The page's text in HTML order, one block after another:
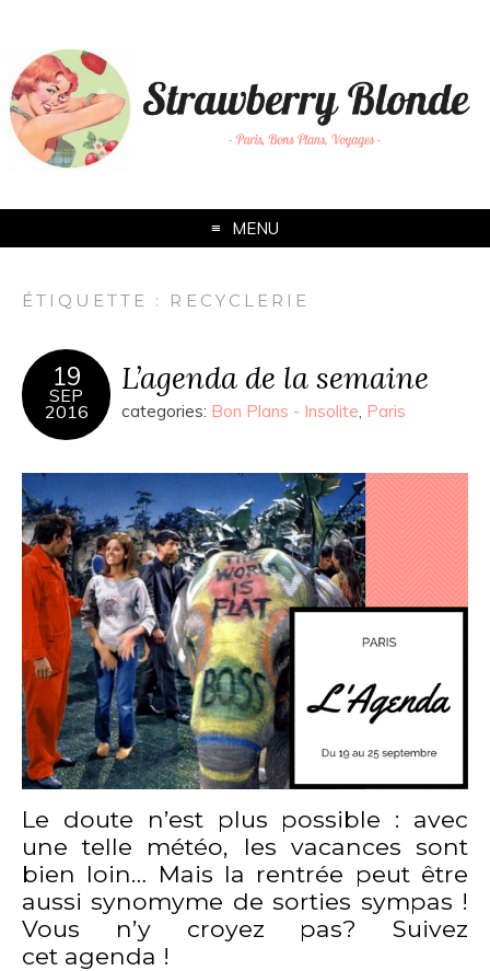
MENU
ÉTIQUETTE : RECYCLERIE
19
SEP
2016
L’agenda de la semaine
categories: Bon Plans - Insolite Paris
Le doute n’est plus possible : avec
une telle météo, les vacances sont
bien loin… Mais la rentrée peut être
aussi synomyme de sorties sympas !
Vous n’y croyez pas? Suivez
cet agenda !